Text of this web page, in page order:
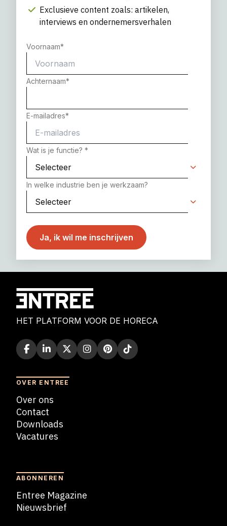
Exclusieve content zoals: artikelen,
interviews en ondernemersverhalen
Voornaam*
Achternaam*
E-mailadres*
Wat is je functie? *
In welke industrie ben je werkzaam?
HET PLATFORM VOOR DE HORECA
OVER ENTREE
Over ons
Contact
Downloads
Vacatures
ABONNEREN
Entree Magazine
Nieuwsbrief